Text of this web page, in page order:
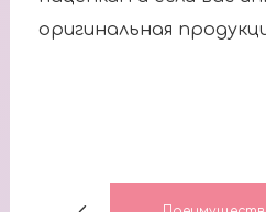
оригинальная